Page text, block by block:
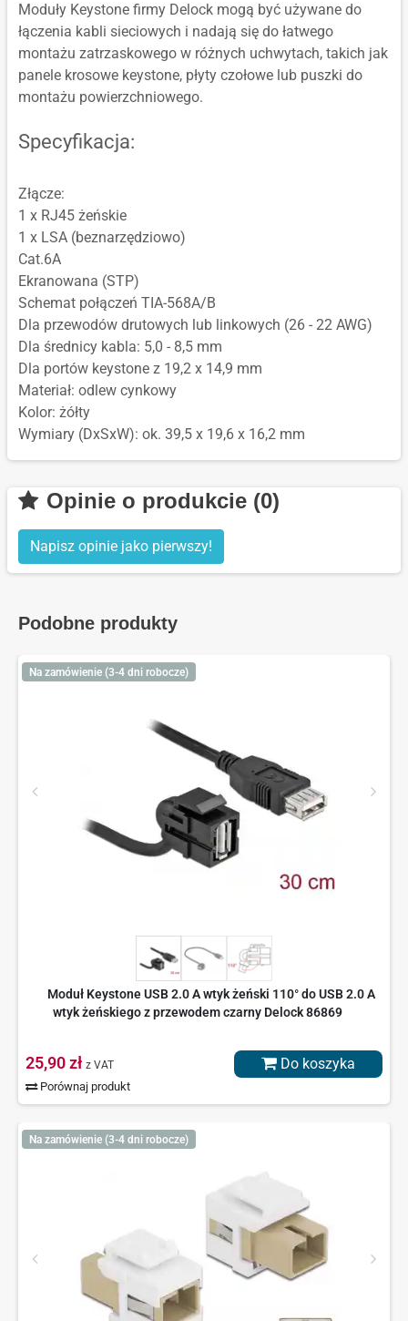
Moduły Keystone firmy Delock mogą być używane do
łączenia kabli sieciowych i nadają się do łatwego
montażu zatrzaskowego w różnych uchwytach, takich jak
panele krosowe keystone, płyty czołowe lub puszki do
montażu powierzchniowego.
Specyfikacja:
Złącze:
1 x RJ45 żeńskie
1 x LSA (beznarzędziowo)
Cat.6A
Ekranowana (STP)
Schemat połączeń TIA-568A/B
Dla przewodów drutowych lub linkowych (26 - 22 AWG)
Dla średnicy kabla: 5,0 - 8,5 mm
Dla portów keystone z 19,2 x 14,9 mm
Materiał: odlew cynkowy
Kolor: żółty
Wymiary (DxSxW): ok. 39,5 x 19,6 x 16,2 mm
Opinie o produkcie (0)
Napisz opinie jako pierwszy!
Podobne produkty
Na zamówienie (3-4 dni robocze)
Moduł Keystone USB 2.0 A wtyk żeński 110° do USB 2.0 A
wtyk żeńskiego z przewodem czarny Delock 86869
25,90 zł z VAT
Porównaj produkt
Do koszyka
Na zamówienie (3-4 dni robocze)